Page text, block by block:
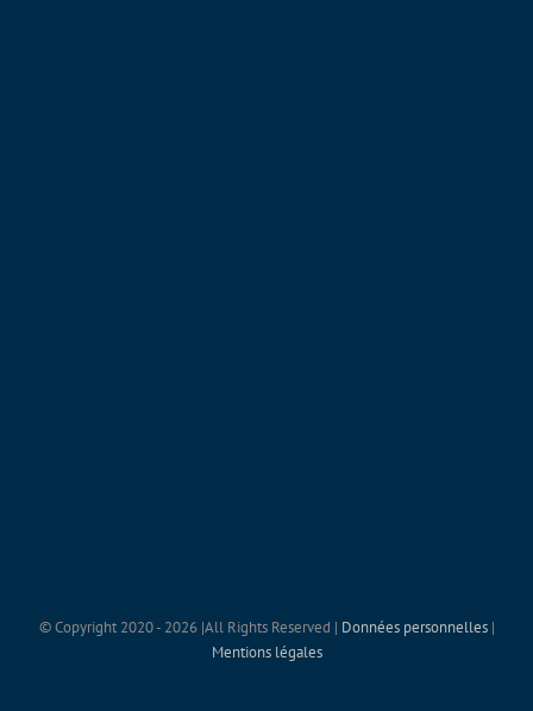
© Copyright 2020 - 2026 |All Rights Reserved | Données personnelles|
Mentions légales